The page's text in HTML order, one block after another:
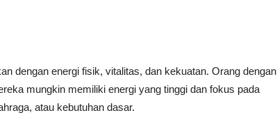
dengan energi fisik, vitalitas, dan kekuatan. Orang dengan
mungkin memiliki energi yang tinggi dan fokus pada
atau kebutuhan dasar.